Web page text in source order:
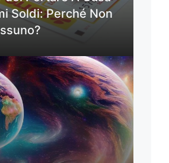
Soldi: Perché Non